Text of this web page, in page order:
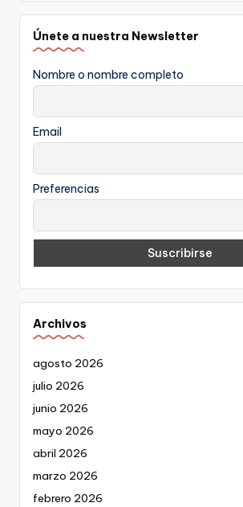
Únete a nuestra Newsletter
Nombre o nombre completo
Email
Preferencias
Archivos
agosto 2026
julio 2026
junio 2026
mayo 2026
abril 2026
marzo 2026
febrero 2026